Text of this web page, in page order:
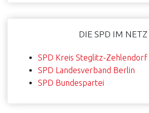
DIE SPD IM NETZ
SPD Kreis Steglitz-Zehlendorf
SPD Landesverband Berlin
SPD Bundespartei